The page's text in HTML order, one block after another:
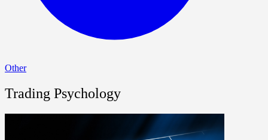
Other
Trading Psychology